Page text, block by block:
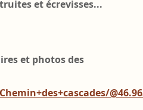
et écrevisses...
et photos des